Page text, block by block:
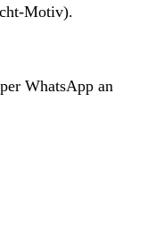
Motiv).
WhatsApp an